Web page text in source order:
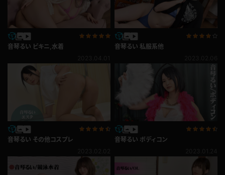
音琴るい ビキニ,水着
音琴るい 私服系他
音琴るい その他コスプレ
音琴るい ボディコン